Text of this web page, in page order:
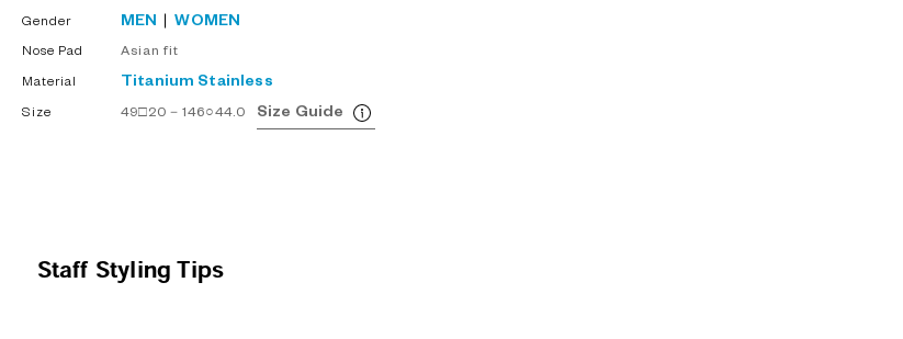
Gender MEN WOMEN
Nose Pad Asian fit
Material Titanium Stainless
Size 49□20－146○44.0 Size Guide
Staff Styling Tips